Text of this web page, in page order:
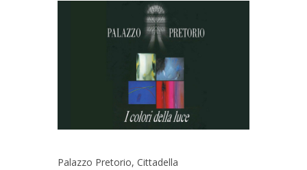
Palazzo Pretorio, Cittadella